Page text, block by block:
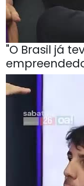
"O Brasil já